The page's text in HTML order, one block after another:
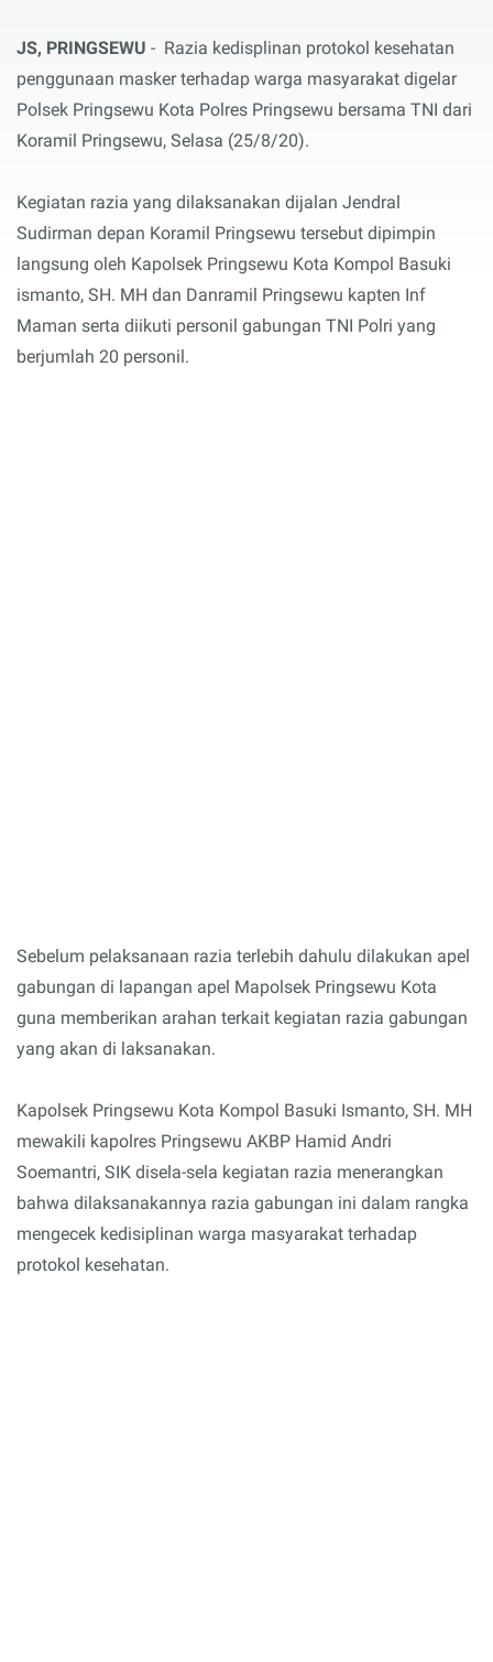
JS, PRINGSEWU - Razia kedisplinan protokol kesehatan
penggunaan masker terhadap warga masyarakat digelar
Polsek Pringsewu Kota Polres Pringsewu bersama TNI dari
Koramil Pringsewu, Selasa (25/8/20).
Kegiatan razia yang dilaksanakan dijalan Jendral
Sudirman depan Koramil Pringsewu tersebut dipimpin
langsung oleh Kapolsek Pringsewu Kota Kompol Basuki
ismanto, SH. MH dan Danramil Pringsewu kapten Inf
Maman serta diikuti personil gabungan TNI Polri yang
berjumlah 20 personil.
Sebelum pelaksanaan razia terlebih dahulu dilakukan apel
gabungan di lapangan apel Mapolsek Pringsewu Kota
guna memberikan arahan terkait kegiatan razia gabungan
yang akan di laksanakan.
Kapolsek Pringsewu Kota Kompol Basuki Ismanto, SH. MH
mewakili kapolres Pringsewu AKBP Hamid Andri
Soemantri, SIK disela-sela kegiatan razia menerangkan
bahwa dilaksanakannya razia gabungan ini dalam rangka
mengecek kedisiplinan warga masyarakat terhadap
protokol kesehatan.